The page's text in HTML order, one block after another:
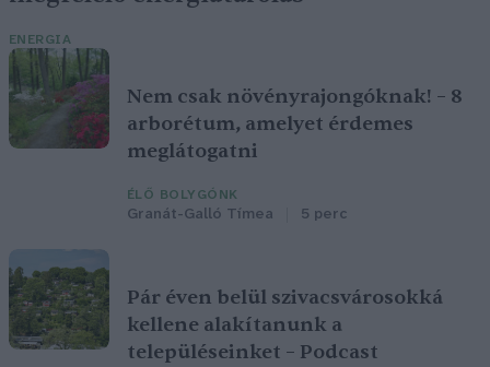
ENERGIA
Nem csak növényrajongóknak! – 8
arborétum, amelyet érdemes
meglátogatni
ÉLŐ BOLYGÓNK
Granát-Galló Tímea 5 perc
Pár éven belül szivacsvárosokká
kellene alakítanunk a
településeinket – Podcast